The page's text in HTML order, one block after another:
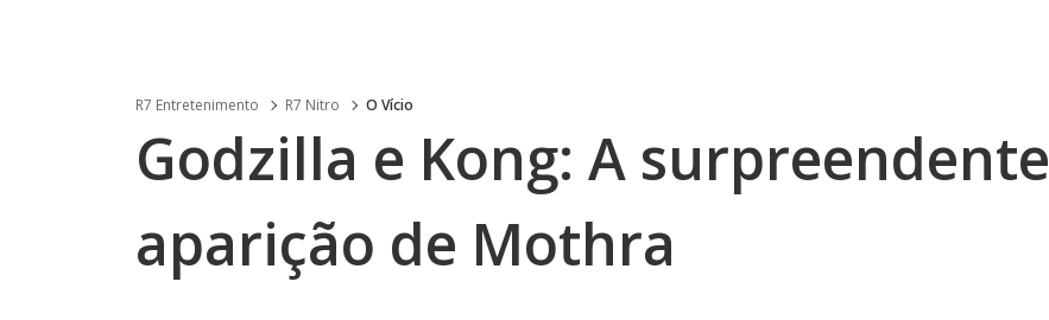
R7 Entretenimento R7 Nitro O Vício
Godzilla e Kong: A surpreendente
aparição de Mothra